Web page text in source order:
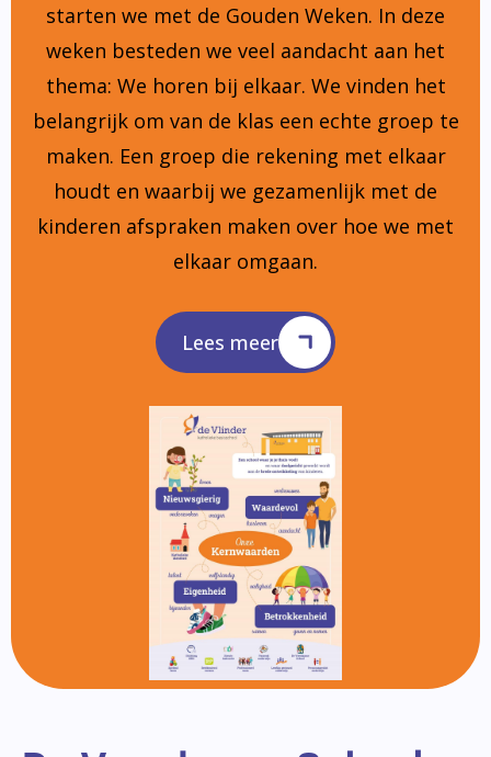
starten we met de Gouden Weken. In deze
weken besteden we veel aandacht aan het
thema: We horen bij elkaar. We vinden het
belangrijk om van de klas een echte groep te
maken. Een groep die rekening met elkaar
houdt en waarbij we gezamenlijk met de
kinderen afspraken maken over hoe we met
elkaar omgaan.
Lees meer